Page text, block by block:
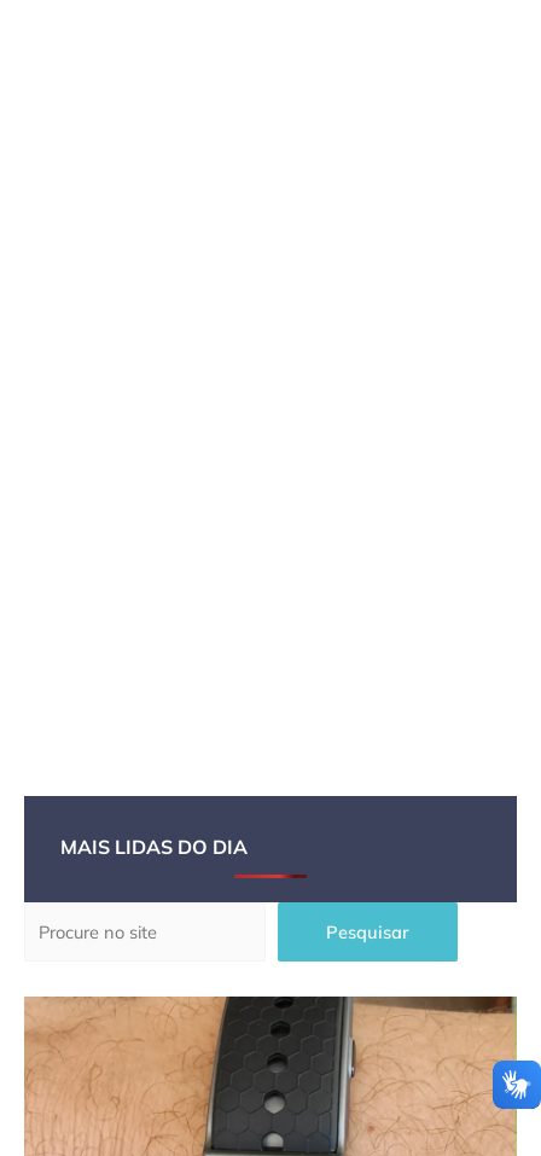
MAIS LIDAS DO DIA
Pesquisar